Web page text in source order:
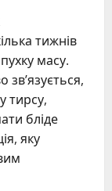
тижнів
масу.
тирсу,
бліде
яку